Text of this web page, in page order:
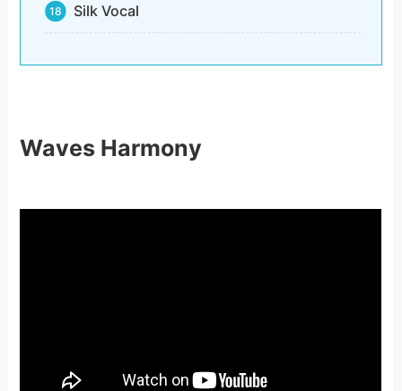
Silk Vocal
Waves Harmony